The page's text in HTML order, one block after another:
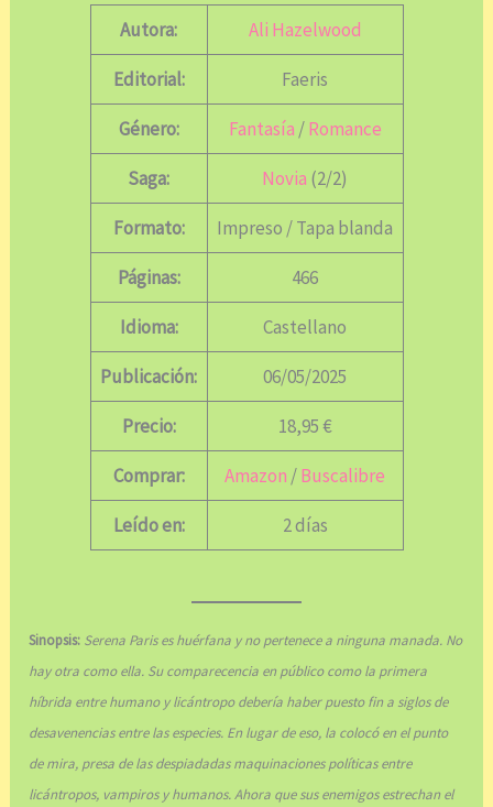
Autora: Ali Hazelwood
Editorial: Faeris
Género: Fantasía /Romance
Saga: Novia (2/2)
Formato: Impreso / Tapa blanda
Páginas: 466
Idioma: Castellano
Publicación: 06/05/2025
Precio: 18,95 €
Comprar: Amazon /Buscalibre
Leído en: 2 días
Sinopsis: Serena Paris es huérfana y no pertenece a ninguna manada. No
hay otra como ella. Su comparecencia en público como la primera
híbrida entre humano y licántropo debería haber puesto fin a siglos de
desavenencias entre las especies. En lugar de eso, la colocó en el punto
de mira, presa de las despiadadas maquinaciones políticas entre
licántropos, vampiros y humanos. Ahora que sus enemigos estrechan el